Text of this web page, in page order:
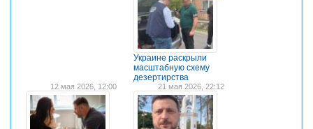
Украине раскрыли
масштабную схему
дезертирства
12 мая 2026, 12:00 21 мая 2026, 22:12